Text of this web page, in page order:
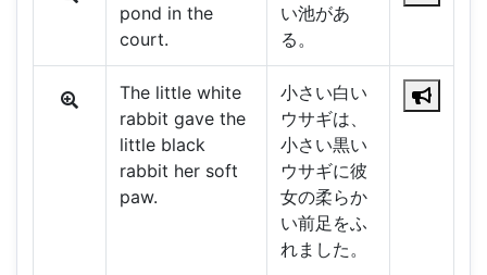
pond in the
court.
い池があ
る。
The little white
rabbit gave the
little black
rabbit her soft
paw.
小さい白い
ウサギは、
小さい黒い
ウサギに彼
女の柔らか
い前足をふ
れました。